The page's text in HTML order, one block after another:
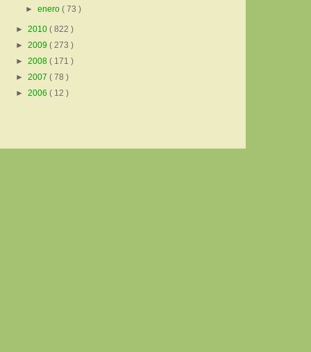
►enero( 73 )
► 2010 ( 822 )
► 2009 ( 273 )
► 2008 ( 171 )
► 2007 ( 78 )
► 2006 ( 12 )